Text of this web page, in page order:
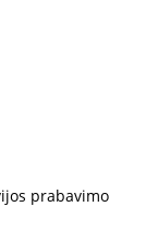
prabavimo